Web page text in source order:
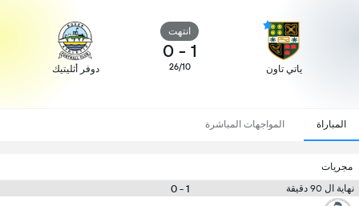
ياتي تاون
انتهت
1
-
0
26/10 دوفر أثليتيك
المباراة المواجهات المباشرة
مجريات
نهاية ال 90 دقيقة
1 - 0